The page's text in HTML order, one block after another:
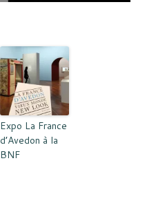
Expo La France
d’Avedon à la
BNF